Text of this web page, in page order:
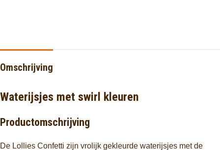
Omschrijving
Waterijsjes met swirl kleuren
Productomschrijving
De Lollies Confetti zijn vrolijk gekleurde waterijsjes met de